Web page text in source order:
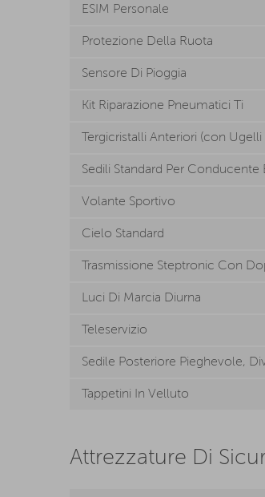
ESIM Personale
Protezione Della Ruota
Sensore Di Pioggia
Kit Riparazione Pneumatici Ti
Tergicristalli Anteriori (con
Sedili Standard Per Conducente
Volante Sportivo
Cielo Standard
Trasmissione Steptronic Con
Luci Di Marcia Diurna
Teleservizio
Sedile Posteriore Pieghevole,
Tappetini In Velluto
Attrezzature Di